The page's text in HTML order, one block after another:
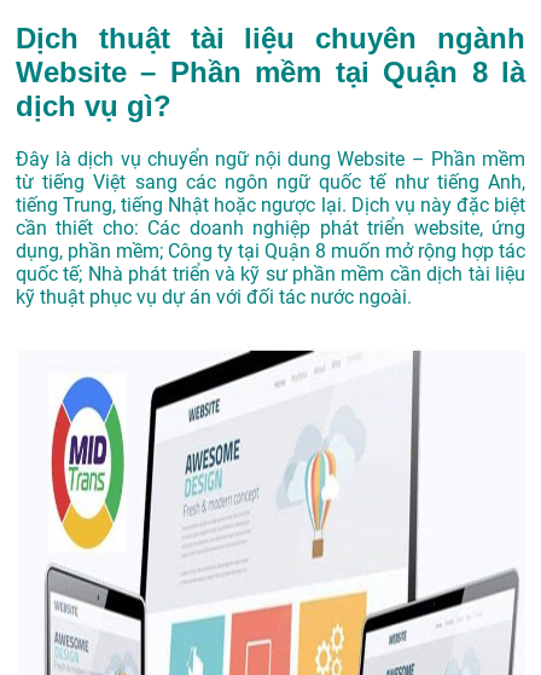
Dịch thuật tài liệu chuyên ngành
Website – Phần mềm tại Quận 8 là
dịch vụ gì?
Đây là dịch vụ chuyển ngữ nội dung Website – Phần mềm
từ tiếng Việt sang các ngôn ngữ quốc tế như tiếng Anh,
tiếng Trung, tiếng Nhật hoặc ngược lại. Dịch vụ này đặc biệt
cần thiết cho: Các doanh nghiệp phát triển website, ứng
dụng, phần mềm; Công ty tại Quận 8 muốn mở rộng hợp tác
quốc tế; Nhà phát triển và kỹ sư phần mềm cần dịch tài liệu
kỹ thuật phục vụ dự án với đối tác nước ngoài.